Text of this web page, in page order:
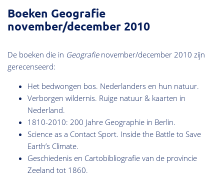
Boeken Geografie
november/december 2010
De boeken die in Geografie november/december 2010 zijn
gerecenseerd:
Het bedwongen bos. Nederlanders en hun natuur.
Verborgen wildernis. Ruige natuur & kaarten in
Nederland.
1810-2010: 200 Jahre Geographie in Berlin.
Science as a Contact Sport. Inside the Battle to Save
Earth’s Climate.
Geschiedenis en Cartobibliografie van de provincie
Zeeland tot 1860.